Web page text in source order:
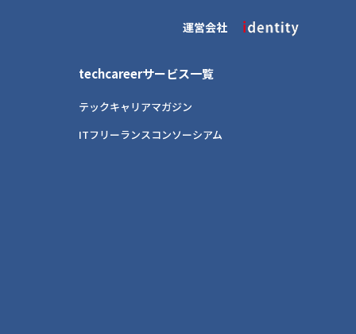
運営会社
techcareerサービス一覧
テックキャリアマガジン
ITフリーランスコンソーシアム